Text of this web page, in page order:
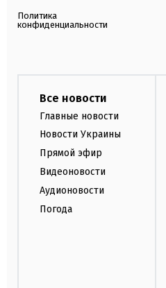
Политика
конфиденциальности
Все новости
Главные новости
Новости Украины
Прямой эфир
Видеоновости
Аудионовости
Погода